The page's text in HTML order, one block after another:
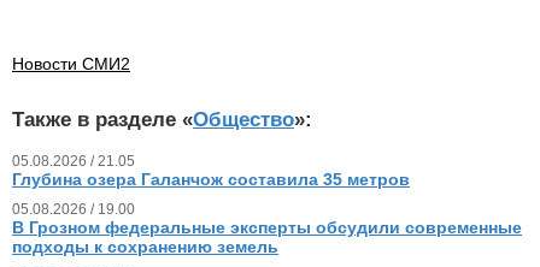
Новости СМИ2
Также в разделе «Общество»:
05.08.2026 / 21.05
Глубина озера Галанчож составила 35 метров
05.08.2026 / 19.00
В Грозном федеральные эксперты обсудили современные
подходы к сохранению земель